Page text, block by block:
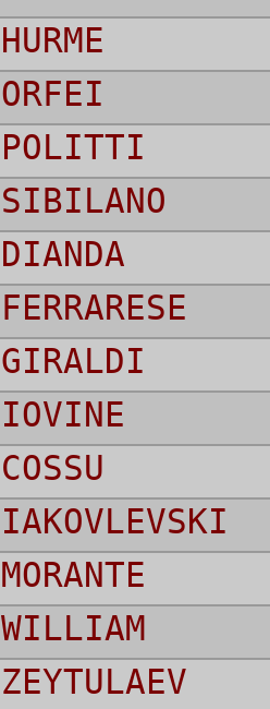
HURME
ORFEI
POLITTI
SIBILANO
DIANDA
FERRARESE
GIRALDI
IOVINE
COSSU
IAKOVLEVSKI
MORANTE
WILLIAM
ZEYTULAEV